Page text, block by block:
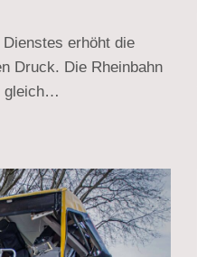
erhöht die
Druck. Die Rheinbahn
gleich…